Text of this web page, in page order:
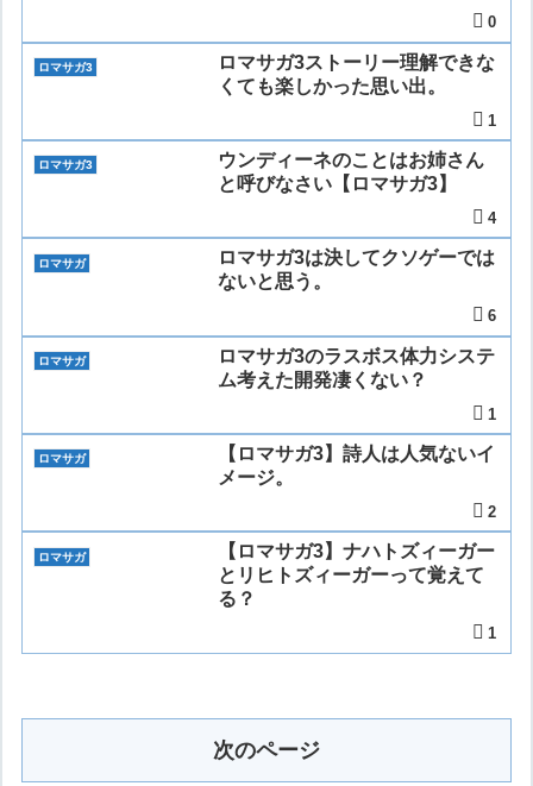
0
ロマサガ3
ロマサガ3ストーリー理解できな
くても楽しかった思い出。
1
ロマサガ3
ウンディーネのことはお姉さん
と呼びなさい【ロマサガ3】
4
ロマサガ
ロマサガ3は決してクソゲーでは
ないと思う。
6
ロマサガ
ロマサガ3のラスボス体力システ
ム考えた開発凄くない？
1
ロマサガ
【ロマサガ3】詩人は人気ないイ
メージ。
2
ロマサガ
【ロマサガ3】ナハトズィーガー
とリヒトズィーガーって覚えて
る？
1
次のページ